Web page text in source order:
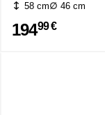
58 cm 46 cm
19499 €